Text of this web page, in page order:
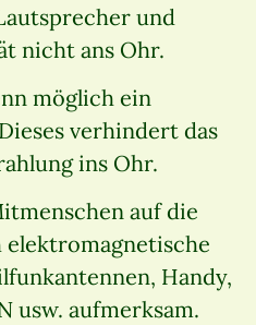
und
nicht ans Ohr.
möglich ein
verhindert das
ins Ohr.
auf die
Handy,
usw. aufmerksam.